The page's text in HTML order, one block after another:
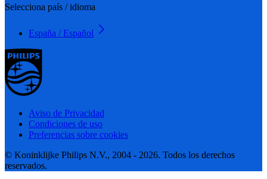
Selecciona país / idioma
España / Español
Aviso de Privacidad
Condiciones de uso
Preferencias sobre cookies
© Koninklijke Philips N.V., 2004 - 2026. Todos los derechos
reservados.